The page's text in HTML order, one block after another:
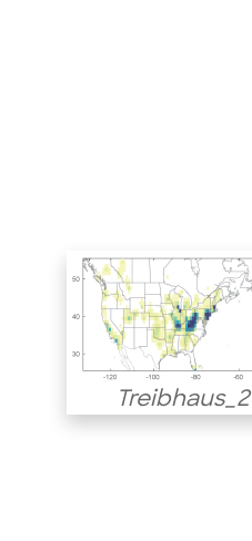
Treibhaus_2